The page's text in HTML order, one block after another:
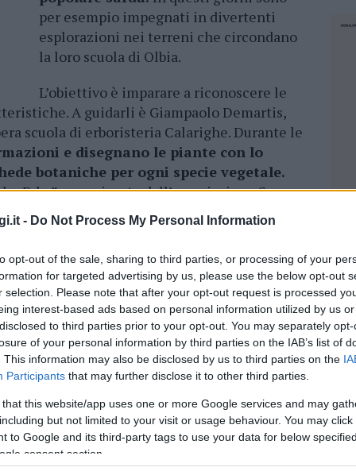
- Do Not Process My Personal Information
opt-out of the sale, sharing to third parties, or processing of your
for targeted advertising by us, please use the below opt-out
selection. Please note that after your opt-out request is processed
interest-based ads based on personal information utilized by us
to third parties prior to your opt-out. You may separately
of your personal information by third parties on the IAB’s list of
This information may also be disclosed by us to third parties on the
Participants that may further disclose it to other third parties.
that this website/app uses one or more Google services and may
but not limited to your visit or usage behaviour. You may
to Google and its third-party tags to use your data for below
consent section.
per esempio impegnati in divertenti
esplorazioni nei terreni che circondano
la loro scuola di Olbia.
L’obiettivo è imparare a riconoscere le
A guidarli è Giampaolo Demartis,
scuola di erboristeria Calarighe. Durante le
e disegnano le piante con lo
botaniche per ogni specie vegetale.
Erbe”, organizzato dall’associazione Sas
comunale alla Pubblica istruzione. Una
che coinvolge settantacinque alunni
dell’Istituto comprensivo, guidato dal
che ha preso il via a novembre, punta a f ar
legate all’uso delle piante
e far comprendere l’importante ruolo che le
storia dell’uomo.
è ricco di attività e va oltre le esplorazioni.
per esempio, guida i bambini nel disegno
A Monica Viglioli il compito di
di appassionanti letture animate. E poi
i bimbi hanno la possibilità distudiare e
che si utilizzano in cucina, fino a